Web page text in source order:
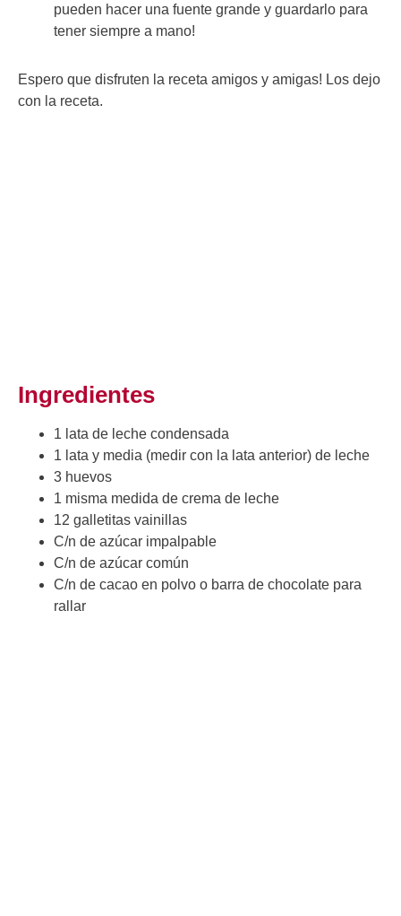
pueden hacer una fuente grande y guardarlo para
tener siempre a mano!
Espero que disfruten la receta amigos y amigas! Los dejo
con la receta.
Ingredientes
1 lata de leche condensada
1 lata y media (medir con la lata anterior) de leche
3 huevos
1 misma medida de crema de leche
12 galletitas vainillas
C/n de azúcar impalpable
C/n de azúcar común
C/n de cacao en polvo o barra de chocolate para
rallar